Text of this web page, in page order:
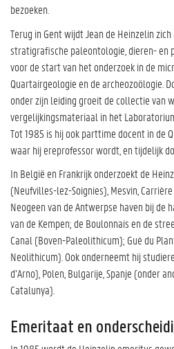
bezoeken.
Terug in Gent wijdt Jean de Heinzelin
stratigrafische paleontologie, dieren- en
voor de start van het onderzoek in de
Quartairgeologie en de archeozoölogie.
onder zijn leiding groeit de collectie van
vergelijkingsmateriaal in het
Tot 1985 is hij ook parttime docent in de
waar hij ereprofessor wordt, en tijdelijk
In België en Frankrijk onderzoekt de
(Neufvilles-lez-Soignies), Mesvin,
Neogeen van de Antwerpse haven bij de
van de Kempen; de Boulonnais en de
Canal (Boven-Paleolithicum); Gué du
Neolithicum). Ook onderneemt hij
d’Arno), Polen, Bulgarije, Spanje (onder
Catalunya).
Emeritaat en